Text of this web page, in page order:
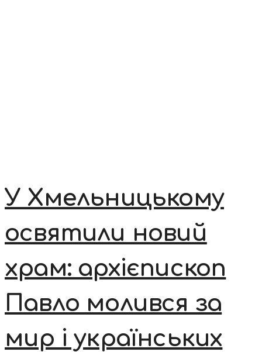
У Хмельницькому
освятили новий
храм: архієпископ
Павло молився за
мир і українських